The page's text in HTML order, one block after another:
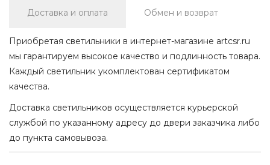
Доставка и оплата Обмен и возврат
Приобретая светильники в интернет-магазине artcsr.ru
мы гарантируем высокое качество и подлинность товара.
Каждый светильник укомплектован сертификатом
качества.
Доставка светильников осуществляется курьерской
службой по указанному адресу до двери заказчика либо
до пункта самовывоза.